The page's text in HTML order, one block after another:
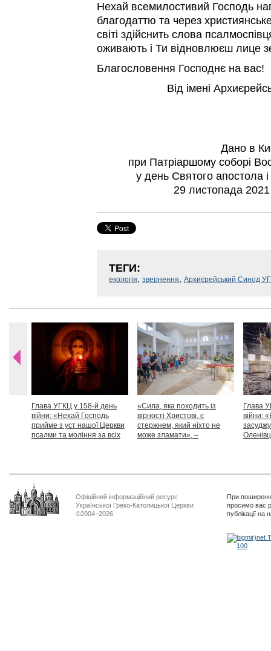
Нехай всемилостивий Господь
благодаттю та через
світі здійснить слова
оживають і Ти відновлюєш лице
Благословення Господнє на вас!
Від імені
Дано в
при Патріаршому соборі
у день Святого апостола
29 листопада
ТЕГИ:
екологія, звернення, Архиєрейський Синод
Глава УГКЦ у 158-й день
війни: «Нехай Господь
прийме з уст нашої Церкви
псалми та моління за всіх
«Сила, яка походить із
вірності Христові, є
стержнем, який ніхто не
може зламати», –
Глава
війни:
Офіційний інформаційний ресурс
Української Греко-Католицької Церкви
©2004–2026
При
просимо вас
публікації на